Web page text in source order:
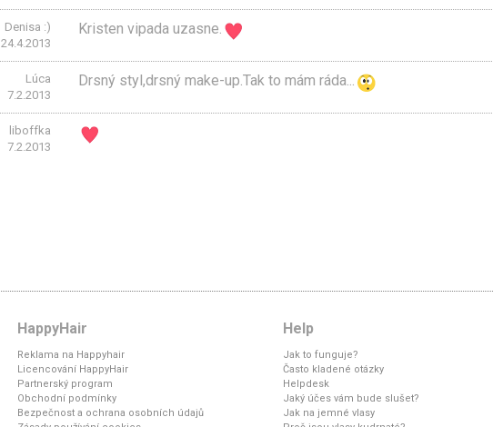
Denisa :)
24.4.2013
Kristen vipada uzasne.
Lúca
7.2.2013
Drsný styl,drsný make-up.Tak to mám ráda...
liboffka
7.2.2013
HappyHair
Reklama na Happyhair
Licencování HappyHair
Partnerský program
Obchodní podmínky
Bezpečnost a ochrana osobních údajů
Help
Jak to funguje?
Často kladené otázky
Helpdesk
Jaký účes vám bude slušet?
Jak na jemné vlasy